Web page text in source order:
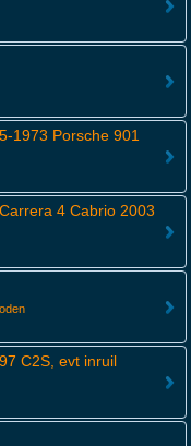
1973 Porsche 901
4 Cabrio 2003
C2S, evt inruil